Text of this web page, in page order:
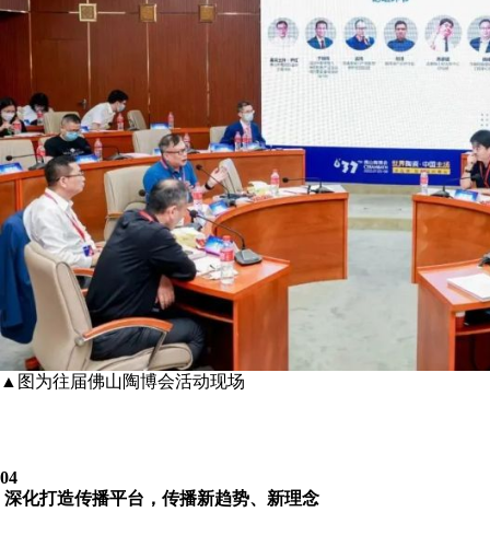
▲图为往届佛山陶博会活动现场
04
深化打造传播平台，传播新趋势、新理念